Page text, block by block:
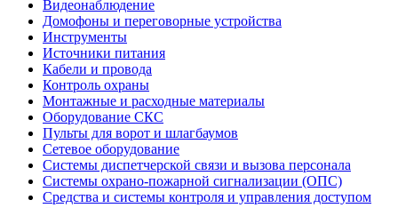
Видеонаблюдение
Домофоны и переговорные устройства
Инструменты
Источники питания
Кабели и провода
Контроль охраны
Монтажные и расходные материалы
Оборудование СКС
Пульты для ворот и шлагбаумов
Сетевое оборудование
Системы диспетчерской связи и вызова персонала
Системы охрано-пожарной сигнализации (ОПС)
Средства и системы контроля и управления доступом